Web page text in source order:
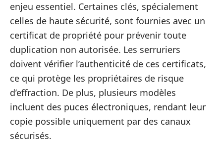
enjeu essentiel. Certaines clés, spécialement
celles de haute sécurité, sont fournies avec un
certificat de propriété pour prévenir toute
duplication non autorisée. Les serruriers
doivent vérifier l’authenticité de ces certificats,
ce qui protège les propriétaires de risque
d’effraction. De plus, plusieurs modèles
incluent des puces électroniques, rendant leur
copie possible uniquement par des canaux
sécurisés.